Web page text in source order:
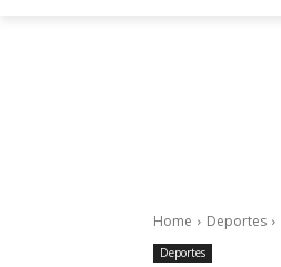
Home Deportes
Deportes